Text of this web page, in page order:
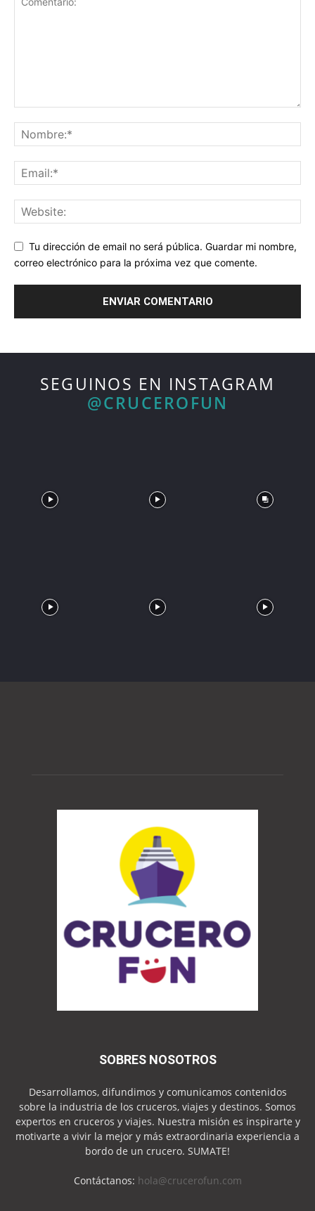
Tu dirección de email no será pública. Guardar mi nombre,
correo electrónico para la próxima vez que comente.
SEGUINOS EN INSTAGRAM
@CRUCEROFUN
SOBRES NOSOTROS
Desarrollamos, difundimos y comunicamos contenidos
sobre la industria de los cruceros, viajes y destinos. Somos
expertos en cruceros y viajes. Nuestra misión es inspirarte y
motivarte a vivir la mejor y más extraordinaria experiencia a
bordo de un crucero. SUMATE!
Contáctanos: hola@crucerofun.com